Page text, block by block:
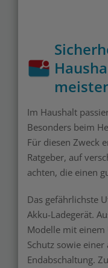
Im Haushalt
Besonders beim
Für diesen Zweck
Ratgeber, auf
achten, die einen
Das gefährlichste
Akku-Ladegerät.
Modelle mit einem
Schutz sowie
Endabschaltung.